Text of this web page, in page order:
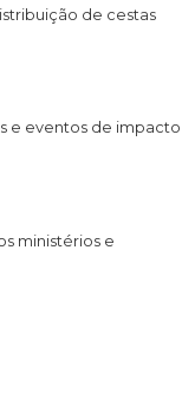
de cestas
e eventos de impacto
ministérios e